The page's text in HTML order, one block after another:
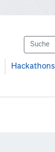
Hackathons